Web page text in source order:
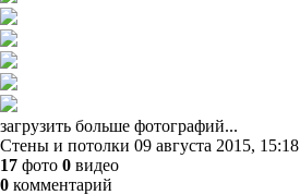
загрузить больше фотографий...
Стены и потолки 09 августа 2015, 15:18
17 фото 0 видео
0 комментарий